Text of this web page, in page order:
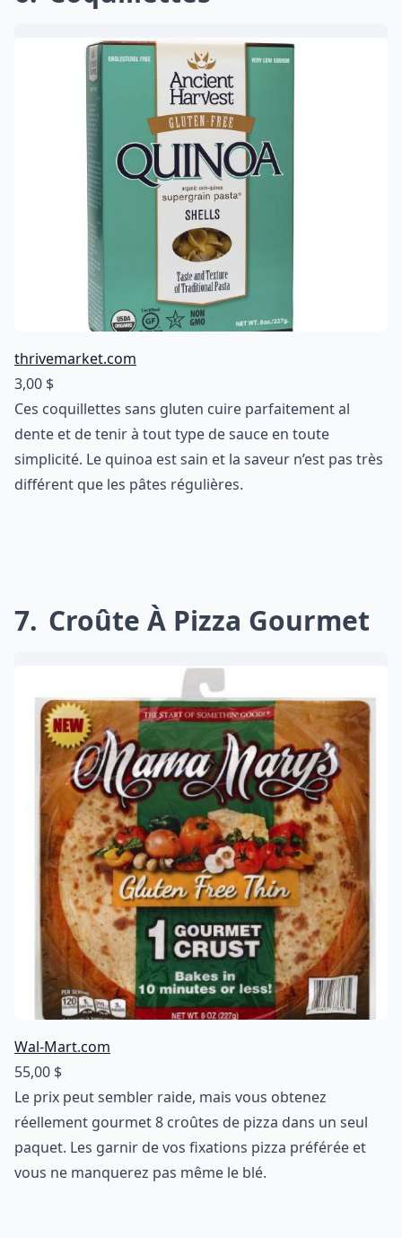
thrivemarket.com
3,00 $
Ces coquillettes sans gluten cuire parfaitement al
dente et de tenir à tout type de sauce en toute
simplicité. Le quinoa est sain et la saveur n’est pas très
différent que les pâtes régulières.
7 Croûte À Pizza Gourmet
Wal-Mart.com
55,00 $
Le prix peut sembler raide, mais vous obtenez
réellement gourmet 8 croûtes de pizza dans un seul
paquet. Les garnir de vos fixations pizza préférée et
vous ne manquerez pas même le blé.